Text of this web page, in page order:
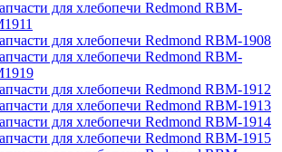
для хлебопечи Redmond RBM-
для хлебопечи Redmond RBM-1908
для хлебопечи Redmond RBM-
для хлебопечи Redmond RBM-1912
для хлебопечи Redmond RBM-1913
для хлебопечи Redmond RBM-1914
для хлебопечи Redmond RBM-1915